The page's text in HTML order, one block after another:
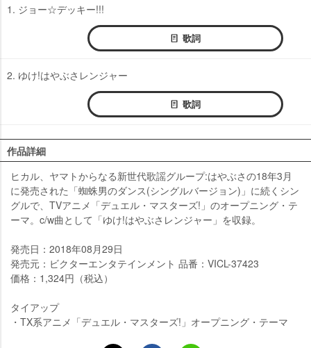
1. ジョー☆デッキー!!!
歌詞
2. ゆけ!はやぶさレンジャー
歌詞
作品詳細
ヒカル、ヤマトからなる新世代歌謡グループ:はやぶさの18年3月
に発売された「蜘蛛男のダンス(シングルバージョン)」に続くシン
グルで、TVアニメ「デュエル・マスターズ!」のオープニング・テ
ーマ。c/w曲として「ゆけ!はやぶさレンジャー」を収録。
発売日：2018年08月29日
発売元：ビクターエンタテインメント 品番：VICL-37423
価格：1,324円（税込）
タイアップ
・TX系アニメ「デュエル・マスターズ!」オープニング・テーマ